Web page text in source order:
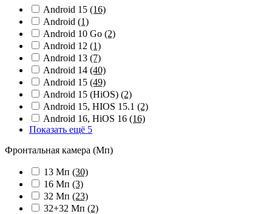
Android 15 (16)
Android (1)
Android 10 Go (2)
Android 12 (1)
Android 13 (7)
Android 14 (40)
Android 15 (49)
Android 15 (HiOS) (2)
Android 15, HIOS 15.1 (2)
Android 16, HiOS 16 (16)
Показать ещё 5
Фронтальная камера (Мп)
13 Мп (30)
16 Мп (3)
32 Мп (23)
32+32 Мп (2)